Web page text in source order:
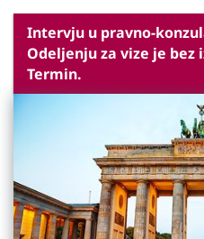
Intervju u pravno-
Odeljenju za vize je bez
Termin.